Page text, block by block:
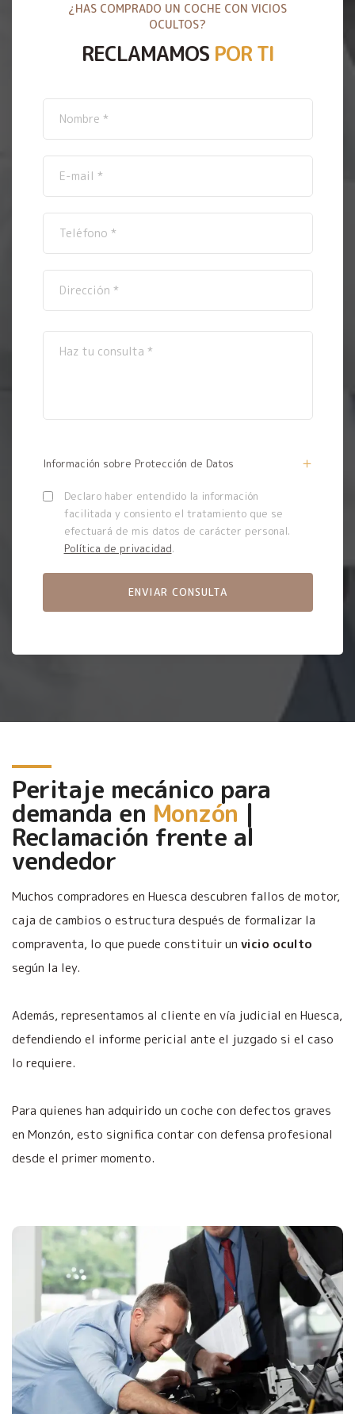
¿HAS COMPRADO UN COCHE CON VICIOS
OCULTOS?
RECLAMAMOS POR TI
Información sobre Protección de Datos
Declaro haber entendido la información
facilitada y consiento el tratamiento que se
efectuará de mis datos de carácter personal.
Política de privacidad.
Peritaje mecánico para
demanda en Monzón |
Reclamación frente al
vendedor
Muchos compradores en Huesca descubren fallos de motor,
caja de cambios o estructura después de formalizar la
compraventa, lo que puede constituir un vicio oculto
según la ley.
Además, representamos al cliente en vía judicial en Huesca,
defendiendo el informe pericial ante el juzgado si el caso
lo requiere.
Para quienes han adquirido un coche con defectos graves
en Monzón, esto significa contar con defensa profesional
desde el primer momento.